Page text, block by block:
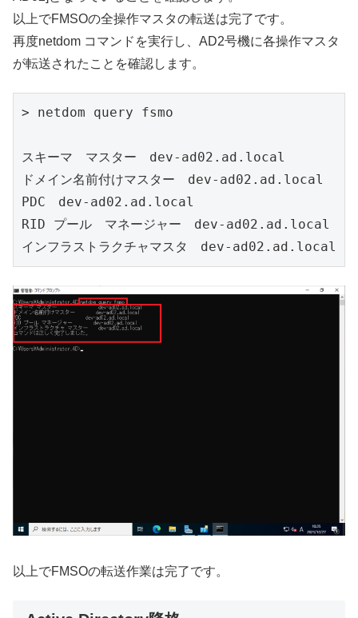
以上でFMSOの全操作マスタの転送は完了です。
再度netdom コマンドを実行し、AD2号機に各操作マスタ
が転送されたことを確認します。
> netdom query fsmo
スキーマ　マスター　dev-ad02.ad.local
ドメイン名前付けマスター　dev-ad02.ad.local
PDC　dev-ad02.ad.local
RID プール　マネージャー　dev-ad02.ad.local
インフラストラクチャマスタ　dev-ad02.ad.local
以上でFMSOの転送作業は完了です。